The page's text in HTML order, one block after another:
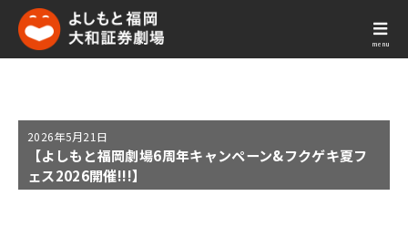
menu
2026年5月21日
【よしもと福岡劇場6周年キャンペーン&フクゲキ夏フ
ェス2026開催!!!】